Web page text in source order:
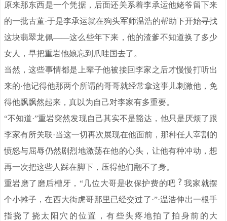
原来那东西是一个凭据，后面还关系着李承运他姥爷留下来
的一批古董·于是李承运就在狗头军师温浩的帮助下开始寻找
这块翡翠龙佩——这么些年下来，他的渣爹不知道换了多少
女人，早把重岩他娘忘到爪哇国去了。
当然，这些事情都是上辈子他被接回李家之后才慢慢打听出
来的·他记得他那两个所谓的哥哥就经常拿这事儿刺激他，免
得他飘飘然起来，真以为自己对李家有多重要。
“不知道·”重岩突然发现自己其实不是豁达，他只是厌烦了跟
李家有所关联·当这一切再次展现在他面前，那种任人宰割的
愤怒与屈辱仍然剧烈地激荡在他的心头，让他有种冲动，想
再一次把这些人踩在脚下，压得他们翻不了身。
重岩磨了磨后槽牙，“几位大哥是收保护费的吧
我家就摆
个小摊子，在西大街虎哥那里已经交过了·”·温浩伸出一根手
指挠了挠太阳穴的位置，有些头疼地拍了拍身前的大